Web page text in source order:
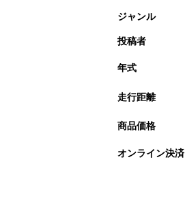
ジャンル
投稿者
年式
走行距離
商品価格
オンライン決済